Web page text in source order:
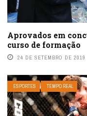
Aprovados em
curso de formação
24 DE SETEMBRO DE 2019
ESPORTES TEMPO REAL